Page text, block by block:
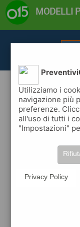
MODELLI
modelli
scegli il modello che
decidi se utilizzare
Utilizziamo i
navigazione più
preferenze.
all'uso di tutti i
"Impostazioni"
Privacy Policy